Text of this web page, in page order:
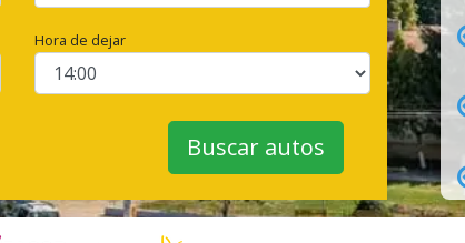
Hora de dejar
Buscar autos